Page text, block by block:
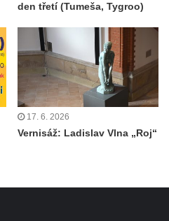
den třetí (Tumeša, Tygroo)
17. 6. 2026
Vernisáž: Ladislav Vlna „Roj“